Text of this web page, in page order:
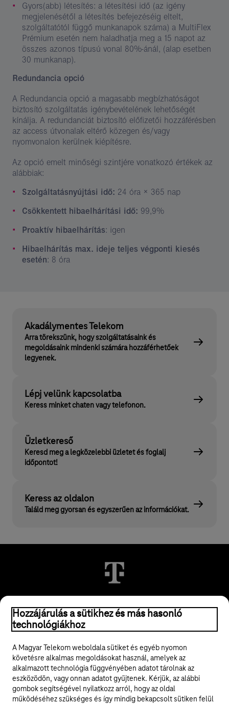
Gyors(abb) létesítés: a létesítési idő (az igény
megjelenésétől a létesítés befejezéséig eltelt,
szolgáltatótól függő munkanapok száma) a MultiFlex
Prémium esetén nem haladhatja meg a 15 napot az
összes azonos típusú vonal 80%-ánál, (alap esetben
30 munkanap).
Redundancia opció
A Redundancia opció a magasabb megbízhatóságot
biztosító szolgáltatás igénybevételének lehetőségét
kínálja. A redundanciát biztosító előfizetői hozzáférésben
az access útvonalak eltérő közegen és/vagy
nyomvonalon kerülnek kiépítésre.
Az opció emelt minőségi szintjére vonatkozó értékek az
alábbiak:
Szolgáltatásnyújtási idő: 24 óra × 365 nap
Csökkentett hibaelhárítási idő: 99,9%
Proaktív hibaelhárítás: igen
Hibaelhárítás max. ideje teljes végponti kiesés
esetén: 8 óra
Akadálymentes Telekom
Arra törekszünk, hogy szolgáltatásaink és
megoldásaink mindenki számára hozzáférhetőek
legyenek.
Lépj velünk kapcsolatba
Keress minket chaten vagy telefonon.
Üzletkereső
Keresd meg a legközelebbi üzletet és foglalj
időpontot!
Keress az oldalon
Találd meg gyorsan és egyszerűen az információkat.
© 2026 Magyar Telekom Nyrt.
ÁSZF
Adatvédelem
Hozzájárulás a sütikhez és más hasonló
technológiákhoz
A Magyar Telekom weboldala sütiket és egyéb nyomon
követésre alkalmas megoldásokat használ, amelyek az
alkalmazott technológia függvényében adatot tárolnak az
eszközödön, vagy onnan adatot gyűjtenek. Kérjük, az alábbi
gombok segítségével nyilatkozz arról, hogy az oldal
működéséhez szükséges és így mindig bekapcsolt sütiken felül